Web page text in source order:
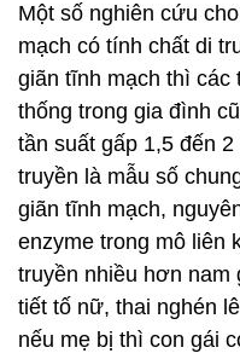
Một số nghiên cứu
mạch có tính chất di
giãn tĩnh mạch thì các
thống trong gia đình
tần suất gấp 1,5 đến
truyền là mẫu số
giãn tĩnh mạch,
enzyme trong mô liên
truyền nhiều hơn
tiết tố nữ, thai nghén
nếu mẹ bị thì con gái